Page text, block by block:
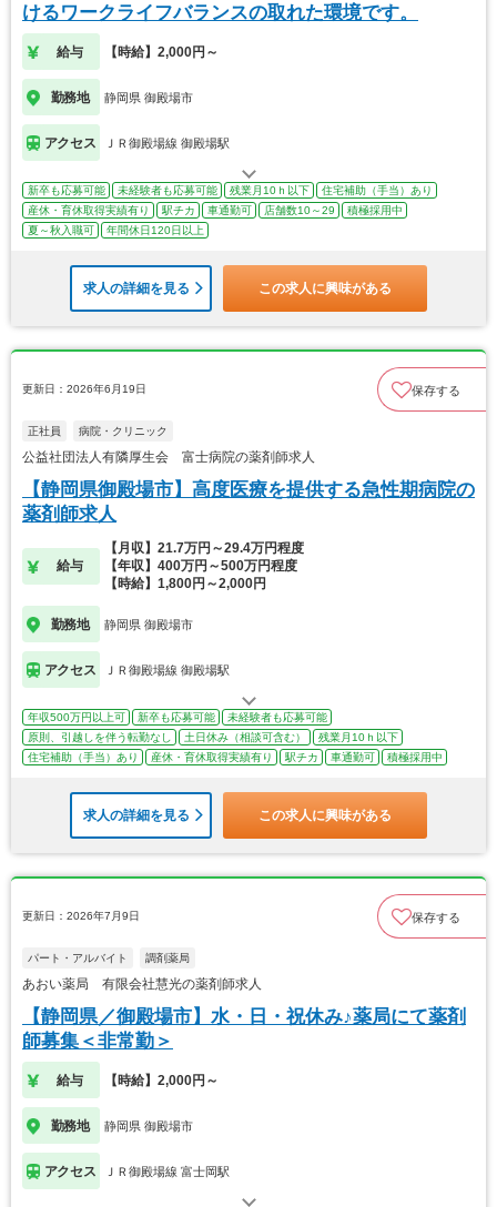
けるワークライフバランスの取れた環境です。
給与 【時給】2,000円～
勤務地 静岡県 御殿場市
アクセス ＪＲ御殿場線 御殿場駅
新卒も応募可能 未経験者も応募可能 残業月10ｈ以下
住宅補助（手当）あり
産休・育休取得実績有り
駅チカ 車通勤可 店舗数10～29
積極採用中
夏～秋入職可
年間休日120日以上
求人の詳細を見る この求人に興味がある
更新日：2026年6月19日 保存する
正社員 病院・クリニック
公益社団法人有隣厚生会 富士病院の薬剤師求人
【静岡県御殿場市】高度医療を提供する急性期病院の
薬剤師求人
給与
【月収】21.7万円～29.4万円程度
【年収】400万円～500万円程度
【時給】1,800円～2,000円
勤務地 静岡県 御殿場市
アクセス ＪＲ御殿場線 御殿場駅
年収500万円以上可 新卒も応募可能
未経験者も応募可能
原則、引越しを伴う転勤なし
土日休み（相談可含む）
残業月10ｈ以下
住宅補助（手当）あり
産休・育休取得実績有り 駅チカ 車通勤可 積極採用中
求人の詳細を見る この求人に興味がある
更新日：2026年7月9日 保存する
パート・アルバイト 調剤薬局
あおい薬局 有限会社慧光の薬剤師求人
【静岡県／御殿場市】水・日・祝休み♪薬局にて薬剤
師募集＜非常勤＞
給与 【時給】2,000円～
勤務地 静岡県 御殿場市
アクセス ＪＲ御殿場線 富士岡駅